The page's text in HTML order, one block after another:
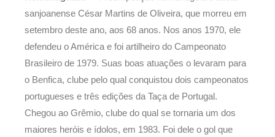
sanjoanense César Martins de Oliveira, que morreu em
setembro deste ano, aos 68 anos. Nos anos 1970, ele
defendeu o América e foi artilheiro do Campeonato
Brasileiro de 1979. Suas boas atuações o levaram para
o Benfica, clube pelo qual conquistou dois campeonatos
portugueses e três edições da Taça de Portugal.
Chegou ao Grêmio, clube do qual se tornaria um dos
maiores heróis e ídolos, em 1983. Foi dele o gol que